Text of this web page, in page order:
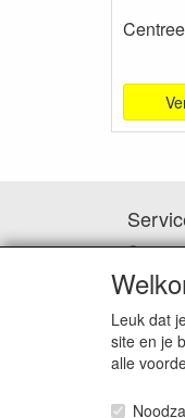
Contact
Hoe te
Leuk dat
site en je
alle